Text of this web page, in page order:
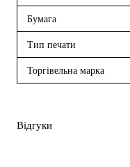
Бумага
Тип печати
Торгівельна марка
Відгуки